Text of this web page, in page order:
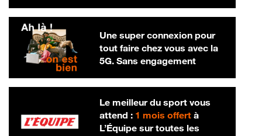
Une super connexion pour
tout faire chez vous avec la
5G. Sans engagement
Le meilleur du sport vous
attend : 1 mois offertà
L’Équipe sur toutes les